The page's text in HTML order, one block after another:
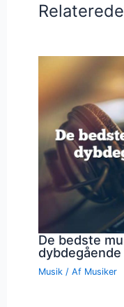
De bedste
Musik / Af Musiker